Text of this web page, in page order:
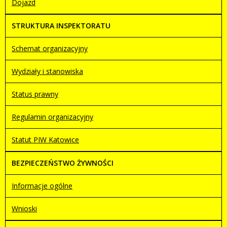
2026
17:11
Artykuł
został
piątek,
20 marzec
2026
BIP
Artykuł
został
zmieniony.
piątek,
20 marzec
2026
09:33
BIP
Artykuł
został
piątek,
10:21
Dojazd
STRUKTURA INSPEKTORATU
Schemat organizacyjny
Wydziały i stanowiska
Status prawny
Regulamin organizacyjny
Statut PIW Katowice
BEZPIECZEŃSTWO ŻYWNOŚCI
Informacje ogólne
Wnioski